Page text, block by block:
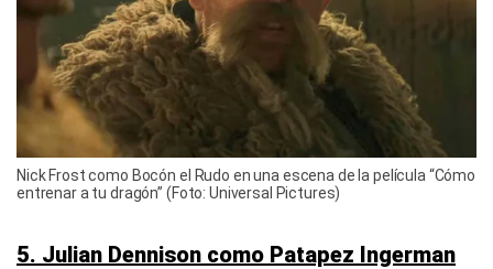
Nick Frost como Bocón el Rudo en una escena de la película “Cómo
entrenar a tu dragón” (Foto: Universal Pictures)
5. Julian Dennison como Patapez Ingerman